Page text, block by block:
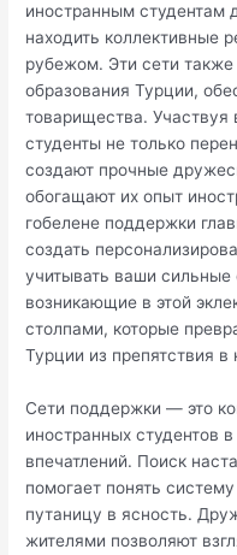
иностранным студентам
находить коллективные
рубежом. Эти сети
образования Турции,
товарищества. Участвуя
студенты не только
создают прочные
обогащают их опыт
гобелене поддержки
создать
учитывать ваши сильные
возникающие в этой
столпами, которые
Турции из препятствия
Сети поддержки — это
иностранных студентов
впечатлений. Поиск
помогает понять
путаницу в ясность.
жителями позволяют